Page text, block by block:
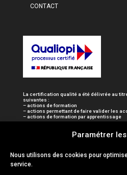
Paramétrer
Nous utilisons des cookies pour
service.
CONTACT
La certification qualité a été délivrée au
suivantes :
– actions de formation
– actions permettant de faire valider les
– actions de formation par apprentissage